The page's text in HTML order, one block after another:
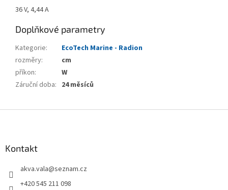
36 V, 4,44 A
Doplňkové parametry
Kategorie:
EcoTech Marine - Radion
rozměry:
cm
příkon:
W
Záruční doba: 24 měsíců
Kontakt
akva.vala@seznam.cz
+420 545 211 098